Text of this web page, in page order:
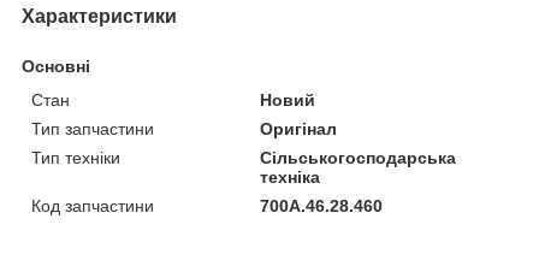
Характеристики
Основні
Стан
Новий
Тип запчастини
Оригінал
Тип техніки
Сільськогосподарська
техніка
Код запчастини
700А.46.28.460